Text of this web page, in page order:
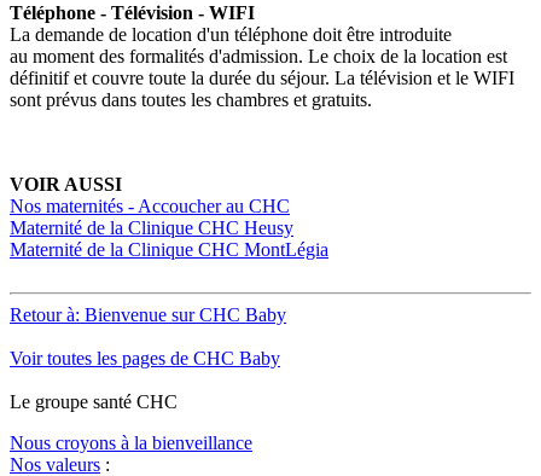
Téléphone - Télévision - WIFI
La demande de location d'un téléphone doit être introduite
au moment des formalités d'admission. Le choix de la location est
définitif et couvre toute la durée du séjour. La télévision et le WIFI
sont prévus dans toutes les chambres et gratuits.
VOIR AUSSI
Nos maternités - Accoucher au CHC
Maternité de la Clinique CHC Heusy
Maternité de la Clinique CHC MontLégia
Retour à: Bienvenue sur CHC Baby
Voir toutes les pages de CHC Baby
Le groupe santé CHC
Nous croyons à la bienveillance
Nos valeurs :